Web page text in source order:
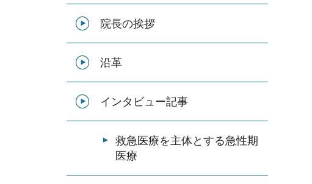
院長の挨拶
沿革
インタビュー記事
救急医療を主体とする急性期
医療